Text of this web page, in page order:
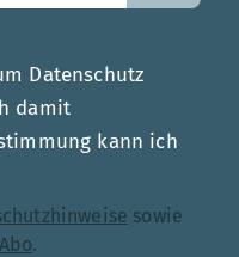
Datenschutz
damit
kann ich
sowie
.